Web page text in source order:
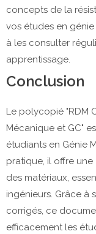
concepts de la
vos études en
à les consulter
apprentissage.
Conclusion
Le polycopié "RDM
Mécanique et GC"
étudiants en Génie
pratique, il offre
des matériaux,
ingénieurs. Grâce à
corrigés, ce
efficacement les